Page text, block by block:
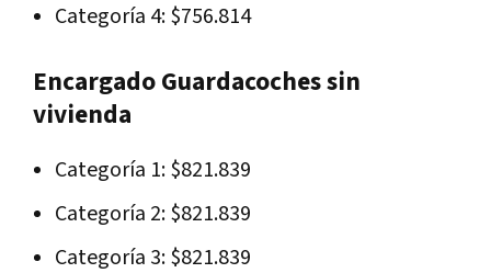
Categoría 4: $756.814
Encargado Guardacoches sin
vivienda
Categoría 1: $821.839
Categoría 2: $821.839
Categoría 3: $821.839